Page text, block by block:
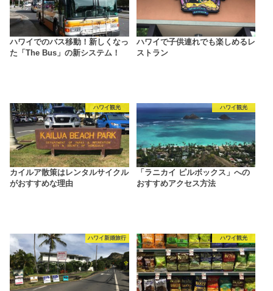
ハワイでのバス移動！新しくなっ
た「The Bus」の新システム！
ハワイで子供連れでも楽しめるレ
ストラン
ハワイ観光
カイルア散策はレンタルサイクル
がおすすめな理由
ハワイ観光
「ラニカイ ピルボックス」への
おすすめアクセス方法
ハワイ新婚旅行 ハワイ観光